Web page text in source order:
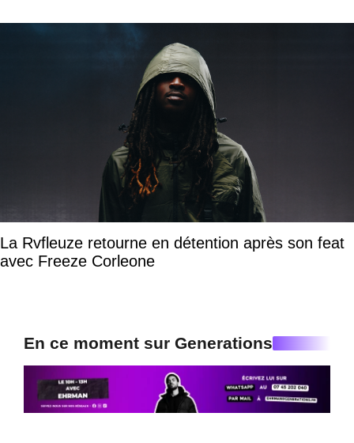
La Rvfleuze retourne en détention après son feat
avec Freeze Corleone
En ce moment sur Generations